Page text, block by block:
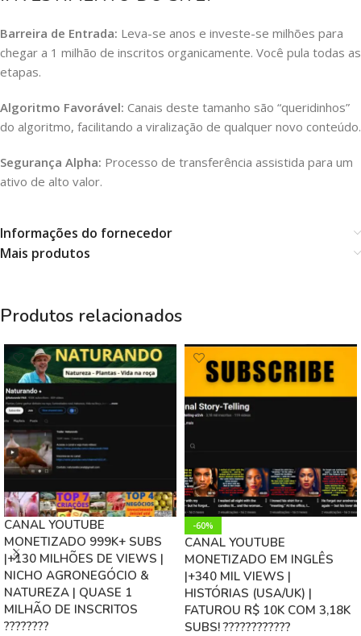
Barreira de Entrada: Leva-se anos e investe-se milhões para
chegar a 1 milhão de inscritos organicamente. Você pula todas as
etapas.
Algoritmo Favorável: Canais deste tamanho são “queridinhos”
do algoritmo, facilitando a viralização de qualquer novo conteúdo.
Segurança Alpha: Processo de transferência assistida para um
ativo de alto valor.
Informações do fornecedor
Mais produtos
Produtos relacionados
CANAL YOUTUBE
MONETIZADO 999K+ SUBS
|+130 MILHÕES DE VIEWS |
NICHO AGRONEGÓCIO &
NATUREZA | QUASE 1
MILHÃO DE INSCRITOS
????????
-60%
CANAL YOUTUBE
MONETIZADO EM INGLÊS
|+340 MIL VIEWS |
HISTÓRIAS (USA/UK) |
FATUROU R$ 10K COM 3,18K
SUBS! ????????????